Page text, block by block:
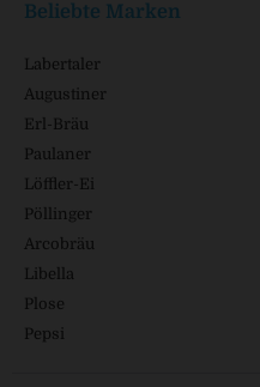
Beliebte Marken
Labertaler
Augustiner
Erl-Bräu
Paulaner
Löffler-Ei
Pöllinger
Arcobräu
Libella
Plose
Pepsi